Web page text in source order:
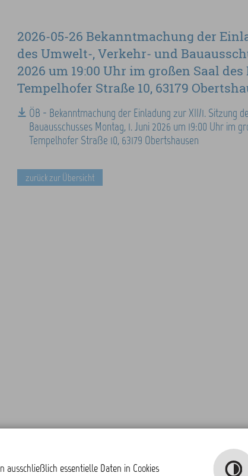
2026-05-26 Bekanntmachung der
des Umwelt-, Verkehr- und
2026 um 19:00 Uhr im großen Saal
Tempelhofer Straße 10, 63179
ÖB - Bekanntmachung der Einladung zur XII/1. Sitzung
Bauausschusses Montag, 1. Juni 2026 um 19:00 Uhr im
Tempelhofer Straße 10, 63179 Obertshausen
zurück zur Übersicht
ausschließlich essentielle Daten in Cookies